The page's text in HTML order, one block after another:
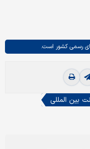
رسمی کشور است.
بین المللی